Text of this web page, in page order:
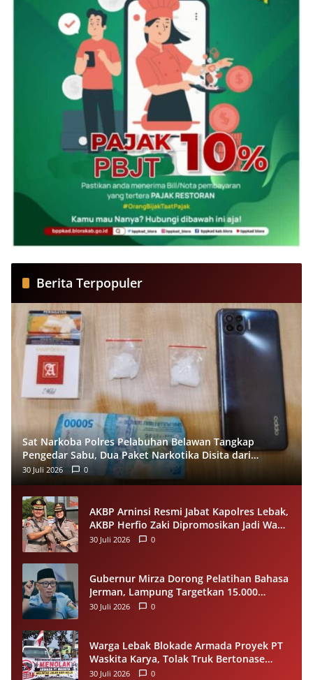
Berita Terpopuler
Sat Narkoba Polres Pelabuhan Belawan Tangkap
Pengedar Sabu, Dua Paket Narkotika Disita dari
Tersangka
30 Juli 2026 0
AKBP Arninsi Resmi Jabat Kapolres Lebak,
AKBP Herfio Zaki Dipromosikan Jadi Wadir
Reskrimsus Polda Banten
30 Juli 2026 0
Gubernur Mirza Dorong Pelatihan Bahasa
Jerman, Lampung Targetkan 15.000
Pekerja Terampil ke Luar Negeri per
30 Juli 2026 0
Warga Lebak Blokade Armada Proyek PT
Waskita Karya, Tolak Truk Bertonase
Besar Melintasi Jalan Kopi–Sangiang Maja
30 Juli 2026 0